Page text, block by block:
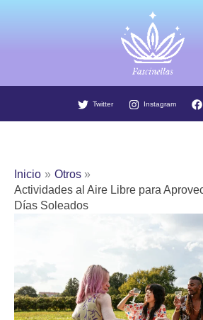
Twitter Instagram
Inicio
Otros
Actividades al Aire Libre para
Días Soleados